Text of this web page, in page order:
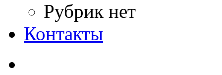
Рубрик нет
Контакты